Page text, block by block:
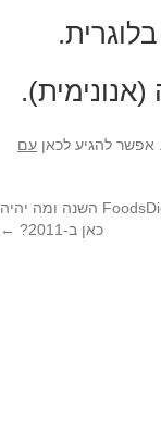
אפשר להגיע לכאן עם
אז מה התחדש ב-FoodsDictionary השנה ומה יהיה
כאן ב-2011?
←